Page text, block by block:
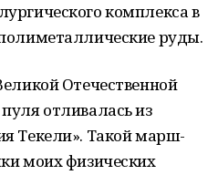
комплекса в
руды.
Отечественной
отливалась из
Текели». Такой марш-
моих физических